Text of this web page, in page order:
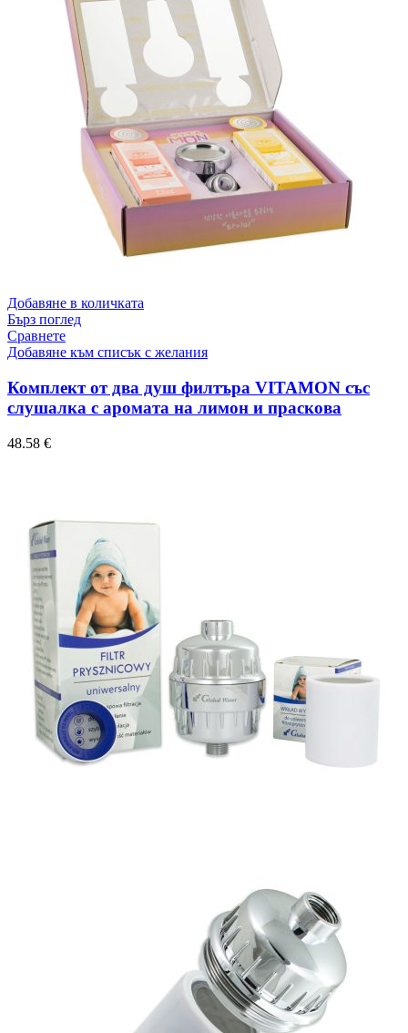
Добавяне в количката
Бърз поглед
Сравнете
Добавяне към списък с желания
Комплект от два душ филтъра VITAMON със
слушалка с аромата на лимон и праскова
48.58 €